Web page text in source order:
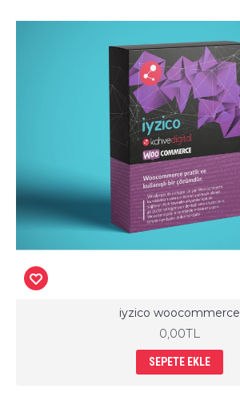
iyzico woocommerce
0,00TL
SEPETE EKLE